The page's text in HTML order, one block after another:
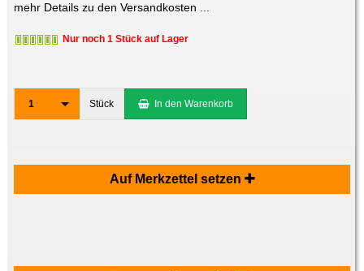
mehr Details zu den Versandkosten ...
Nur noch 1 Stück auf Lager
1 Stück In den Warenkorb
Auf Merkzettel setzen